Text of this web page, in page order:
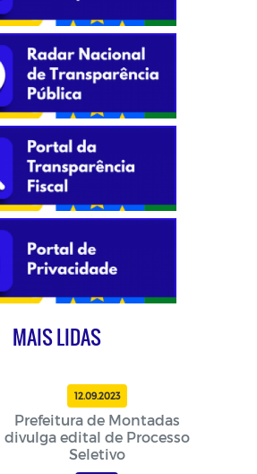
MAIS LIDAS
12.09.2023
Prefeitura de Montadas
divulga edital de Processo
Seletivo